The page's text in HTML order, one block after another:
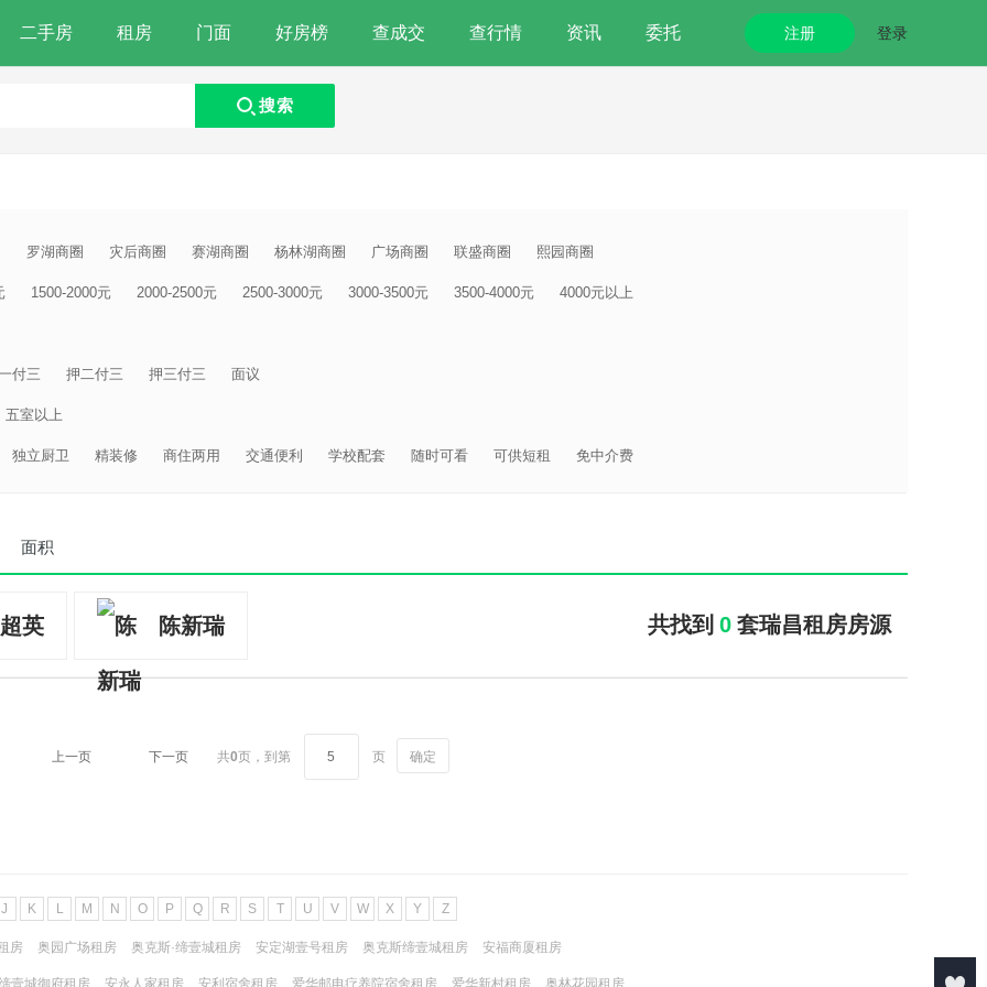
二手房 租房 门面 好房榜 查成交 查行情 资讯 委托 注册 登录
搜索
罗湖商圈 灾后商圈 赛湖商圈 杨林湖商圈 广场商圈 联盛商圈 熙园商圈
1500-2000元 2000-2500元 2500-3000元 3000-3500元 3500-4000元 4000元以上
付三 押二付三 押三付三 面议
五室以上
独立厨卫 精装修 商住两用 交通便利 学校配套 随时可看 可供短租 免中介费
面积
英 陈新瑞 共找到 0 套瑞昌租房房源
上一页 下一页 共0页， 到第 页 确定
J K L M N O P Q R S T U V W X Y Z
房 奥园广场租房 奥克斯·缔壹城租房 安定湖壹号租房 奥克斯缔壹城租房 安福商厦租房
壹城御府租房 安永人家租房 安利宿舍租房 爱华邮电疗养院宿舍租房 爱华新村租房 奥林花园租房